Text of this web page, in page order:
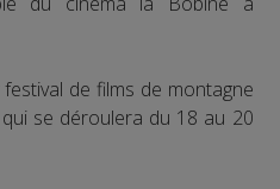
de films de montagne
se déroulera du 18 au 20